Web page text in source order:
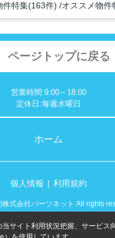
件特集(163件) オススメ物件
ページトップに戻る
営業時間:9:00～18:00
定休日:毎週水曜日
ホーム
個人情報 利用規約
式会社パーソネット All rights
サイト利用状況把握、サービス